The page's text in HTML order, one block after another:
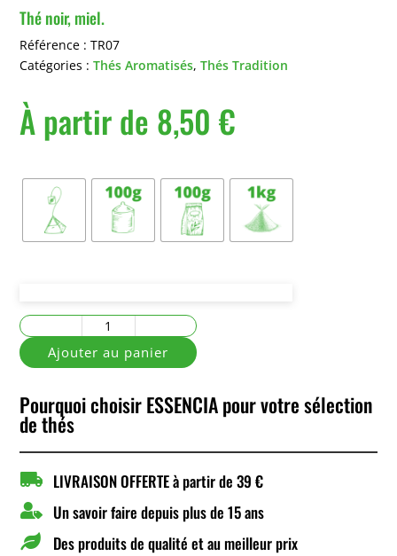
Thé noir, miel.
Référence :TR07
Catégories :Thés Aromatisés,Thés Tradition
À partir de 8,50€
quantité
Fleur
Miel
Ajouter au panier
Pourquoi choisir ESSENCIA pour votre sélection
de thés
 LIVRAISON OFFERTE à partir de 39 €
 Un savoir faire depuis plus de 15 ans
 Des produits de qualité et au meilleur prix